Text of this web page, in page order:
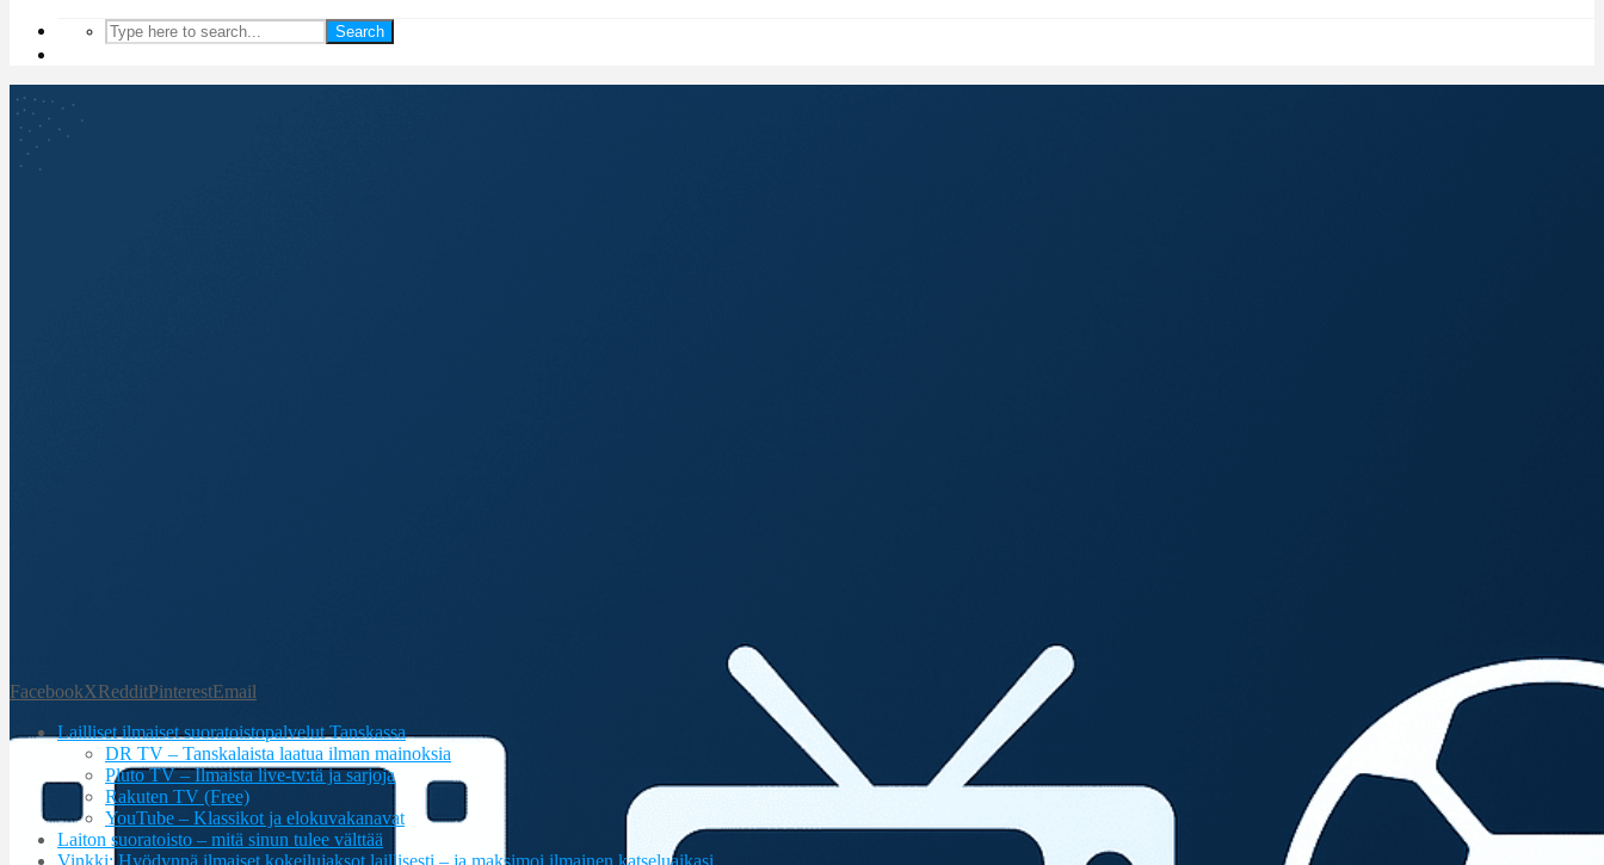
Search
FacebookXRedditPinterestEmail
Lailliset ilmaiset suoratoistopalvelut Tanskassa
DR TV – Tanskalaista laatua ilman mainoksia
Pluto TV – Ilmaista live-tv:tä ja sarjoja
Rakuten TV (Free)
YouTube – Klassikot ja elokuvakanavat
Laiton suoratoisto – mitä sinun tulee välttää
Vinkki: Hyödynnä ilmaiset kokeilujaksot laillisesti – ja maksimoi ilmainen katseluaikasi